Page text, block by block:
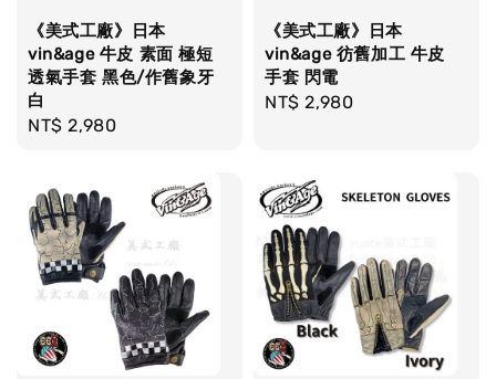
《美式工廠》日本
vin&age 牛皮 素面 極短
透氣手套 黑色/作舊象牙
白
Regular
NT$ 2,980
《美式工廠》日本
vin&age 彷舊加工 牛皮
手套 閃電
Regular
NT$ 2,980